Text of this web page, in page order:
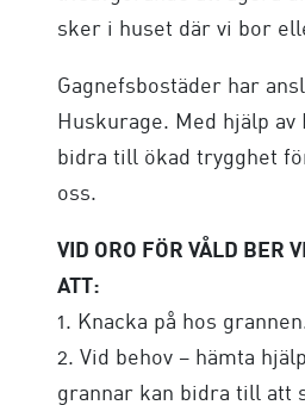
sker i huset där vi bor
Gagnefsbostäder har
Huskurage. Med hjälp
bidra till ökad trygghet
oss.
VID ORO FÖR VÅLD BER
ATT:
1. Knacka på hos
2. Vid behov – hämta
grannar kan bidra till att